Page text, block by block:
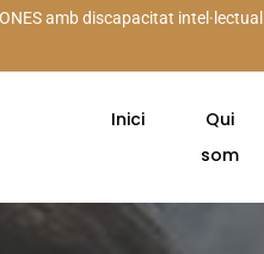
amb discapacitat
Inici
Qui
som